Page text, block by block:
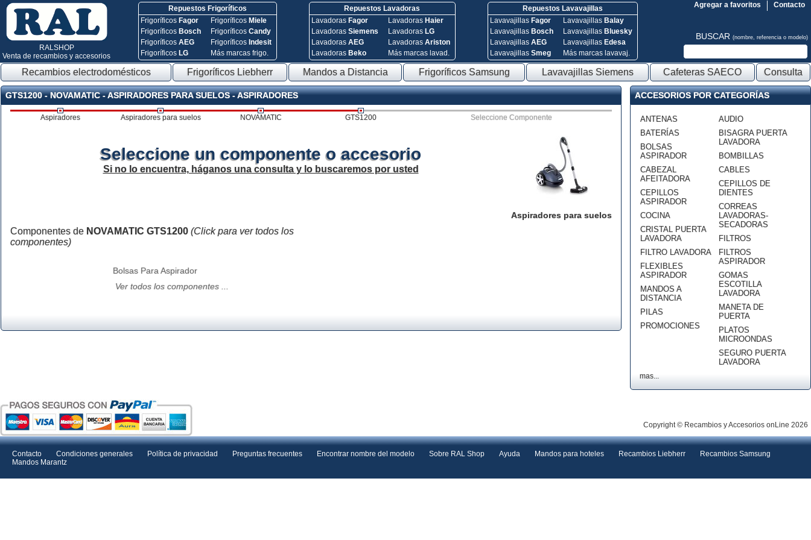
RALSHOP
Venta de recambios y accesorios
Repuestos Frigoríficos
Frigoríficos Fagor
Frigoríficos Bosch
FrigoríficosAEG
Frigoríficos LG
Frigoríficos Miele
FrigoríficosCandy
Frigoríficos Indesit
Más marcas frigo.
Repuestos Lavadoras
Lavadoras Fagor
Lavadoras Siemens
Lavadoras AEG
Lavadoras Beko
Lavadoras Haier
Lavadoras LG
Lavadoras Ariston
Más marcas lavad.
Repuestos Lavavajillas
Lavavajillas Fagor
Lavavajillas Bosch
Lavavajillas AEG
Lavavajillas Smeg
Lavavajillas Balay
Lavavajillas Bluesky
Lavavajillas Edesa
Más marcas lavavaj.
Contacto
Agregar a favoritos
BUSCAR (nombre, referencia o modelo)
Recambios electrodomésticos Frigoríficos Liebherr Mandos a Distancia Frigoríficos Samsung Lavavajillas Siemens Cafeteras SAECO Consulta
GTS1200 - NOVAMATIC - ASPIRADORES PARA SUELOS - ASPIRADORES
Aspiradores Aspiradores para suelos NOVAMATIC GTS1200 Seleccione Componente
Aspiradores para suelos
Seleccione un componente o accesorio
Si no lo encuentra, háganos una consulta y lo buscaremos por usted
Componentes de NOVAMATIC GTS1200 (Click para ver todos los
componentes)
Bolsas Para Aspirador
Ver todos los componentes ...
ACCESORIOS POR CATEGORÍAS
ANTENAS
BATERÍAS
BOLSAS
ASPIRADOR
CABEZAL
AFEITADORA
CEPILLOS
ASPIRADOR
COCINA
CRISTAL PUERTA
LAVADORA
FILTRO LAVADORA
FLEXIBLES
ASPIRADOR
MANDOS A
DISTANCIA
PILAS
PROMOCIONES
AUDIO
BISAGRA PUERTA
LAVADORA
BOMBILLAS
CABLES
CEPILLOS DE
DIENTES
CORREAS
LAVADORAS-
SECADORAS
FILTROS
FILTROS
ASPIRADOR
GOMAS
ESCOTILLA
LAVADORA
MANETA DE
PUERTA
PLATOS
MICROONDAS
SEGURO PUERTA
LAVADORA
mas...
Copyright © Recambios y Accesorios onLine 2026
Contacto Condiciones generales Política de privacidad Preguntas frecuentes Encontrar nombre del modelo Sobre RAL Shop Ayuda Mandos para hoteles Recambios Liebherr
Recambios Samsung
Mandos Marantz